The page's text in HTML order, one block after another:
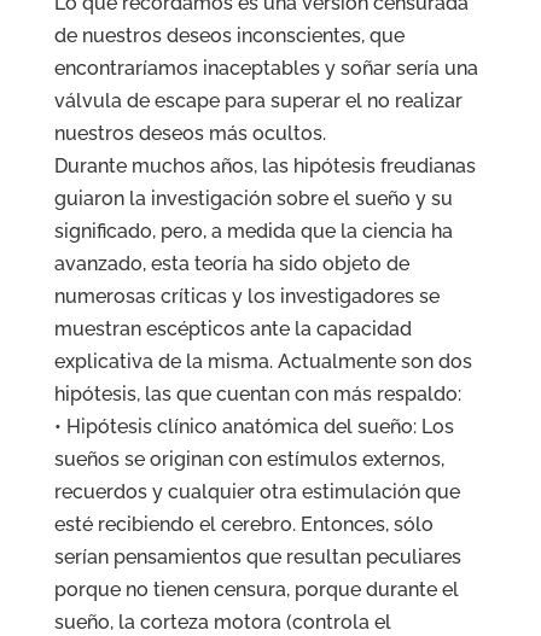
de nuestros deseos inconscientes, que
encontraríamos inaceptables y soñar sería una
válvula de escape para superar el no realizar
nuestros deseos más ocultos.
Durante muchos años, las hipótesis freudianas
guiaron la investigación sobre el sueño y su
significado, pero, a medida que la ciencia ha
avanzado, esta teoría ha sido objeto de
numerosas críticas y los investigadores se
muestran escépticos ante la capacidad
explicativa de la misma. Actualmente son dos
hipótesis, las que cuentan con más respaldo:
• Hipótesis clínico anatómica del sueño: Los
sueños se originan con estímulos externos,
recuerdos y cualquier otra estimulación que
esté recibiendo el cerebro. Entonces, sólo
serían pensamientos que resultan peculiares
porque no tienen censura, porque durante el
sueño, la corteza motora (controla el